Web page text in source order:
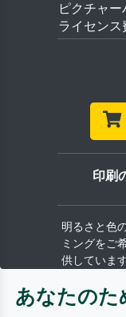
ピクチャ
ライセンス
印刷
明るさと色
ミングをご
供していま
あなたのた